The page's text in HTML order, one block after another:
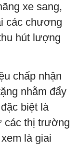
xe sang,
các chương
hút lượng
chấp nhận
nhằm đẩy
biệt là
các thị trường
là giai